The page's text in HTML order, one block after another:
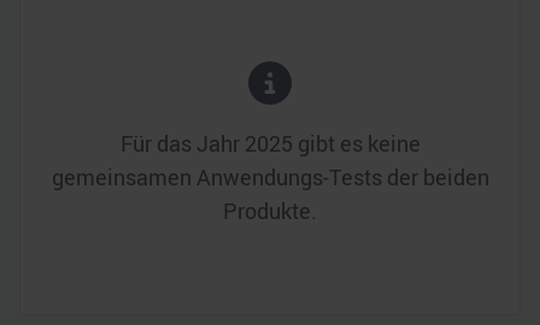
Für das Jahr 2025 gibt es keine
gemeinsamen Anwendungs-Tests der beiden
Produkte.